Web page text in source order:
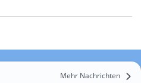
Mehr Nachrichten